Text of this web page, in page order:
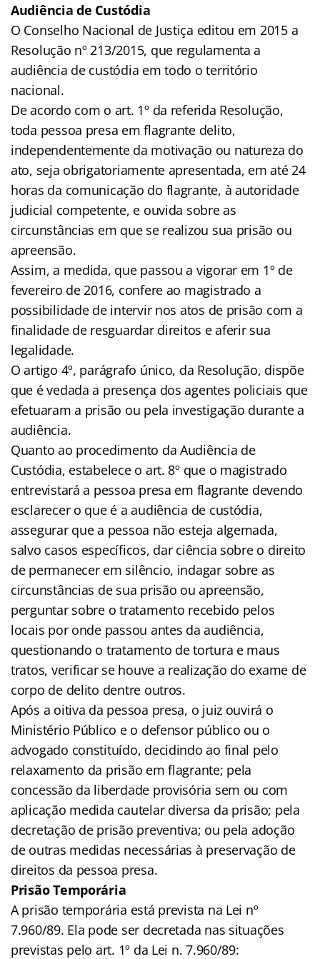
Audiência de Custódia
O Conselho Nacional de Justiça editou em 2015 a
Resolução nº 213/2015, que regulamenta a
audiência de custódia em todo o território
nacional.
De acordo com o art. 1º da referida Resolução,
toda pessoa presa em flagrante delito,
independentemente da motivação ou natureza do
ato, seja obrigatoriamente apresentada, em até 24
horas da comunicação do flagrante, à autoridade
judicial competente, e ouvida sobre as
circunstâncias em que se realizou sua prisão ou
apreensão.
Assim, a medida, que passou a vigorar em 1º de
fevereiro de 2016, confere ao magistrado a
possibilidade de intervir nos atos de prisão com a
finalidade de resguardar direitos e aferir sua
legalidade.
O artigo 4º, parágrafo único, da Resolução, dispõe
que é vedada a presença dos agentes policiais que
efetuaram a prisão ou pela investigação durante a
audiência.
Quanto ao procedimento da Audiência de
Custódia, estabelece o art. 8º que o magistrado
entrevistará a pessoa presa em flagrante devendo
esclarecer o que é a audiência de custódia,
assegurar que a pessoa não esteja algemada,
salvo casos específicos, dar ciência sobre o direito
de permanecer em silêncio, indagar sobre as
circunstâncias de sua prisão ou apreensão,
perguntar sobre o tratamento recebido pelos
locais por onde passou antes da audiência,
questionando o tratamento de tortura e maus
tratos, verificar se houve a realização do exame de
corpo de delito dentre outros.
Após a oitiva da pessoa presa, o juiz ouvirá o
Ministério Público e o defensor público ou o
advogado constituído, decidindo ao final pelo
relaxamento da prisão em flagrante; pela
concessão da liberdade provisória sem ou com
aplicação medida cautelar diversa da prisão; pela
decretação de prisão preventiva; ou pela adoção
de outras medidas necessárias à preservação de
direitos da pessoa presa.
Prisão Temporária
A prisão temporária está prevista na Lei nº
7.960/89. Ela pode ser decretada nas situações
previstas pelo art. 1º da Lei n. 7.960/89: